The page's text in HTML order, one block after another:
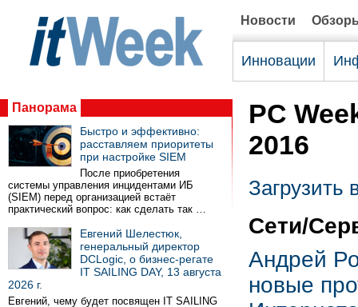
Новости
Инновации
Панорама
Быстро и эффективно:
расставляем приоритеты
при настройке SIEM
После приобретения
системы управления инцидентами ИБ
(SIEM) перед организацией встаёт
практический вопрос: как сделать так …
Евгений Шелестюк,
генеральный директор
DCLogic, о бизнес-регате
IT SAILING DAY, 13 августа
2026 г.
Евгений, чему будет посвящен IT SAILING
PC
2016
Загрузить
Сети/
Андрей
новые